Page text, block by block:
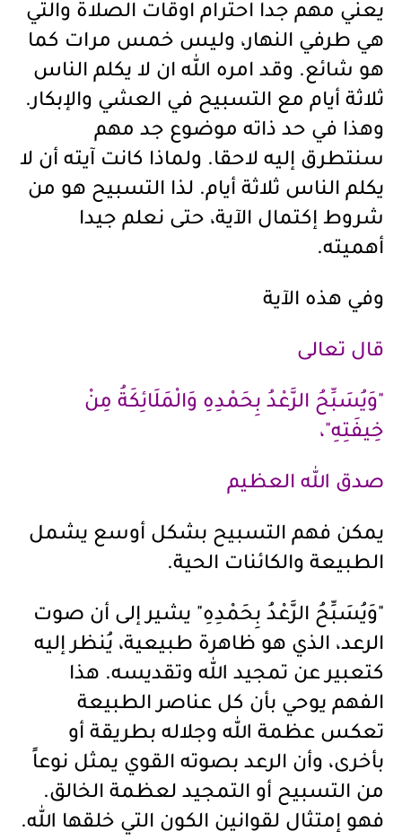
يعني مهم جدا احترام اوقات الصلاة والتي
هي طرفي النهار، وليس خمس مرات كما
هو شائع. وقد امره الله ان لا يكلم الناس
ثلاثة أيام مع التسبيح في العشي والإبكار.
وهذا في حد ذاته موضوع جد مهم
سنتطرق إليه لاحقا. ولماذا كانت آيته أن لا
يكلم الناس ثلاثة أيام. لذا التسبيح هو من
شروط إكتمال الآية، حتى نعلم جيدا
أهميته.
وفي هذه الآية
قال تعالى
"وَيُسَبِّحُ الرَّعْدُ بِحَمْدِهِ وَالْمَلَائِكَةُ مِنْ
خِيفَتِهِ"،
صدق الله العظيم
يمكن فهم التسبيح بشكل أوسع يشمل
الطبيعة والكائنات الحية.
"وَيُسَبِّحُ الرَّعْدُ بِحَمْدِهِ" يشير إلى أن صوت
الرعد، الذي هو ظاهرة طبيعية، يُنظر إليه
كتعبير عن تمجيد الله وتقديسه. هذا
الفهم يوحي بأن كل عناصر الطبيعة
تعكس عظمة الله وجلاله بطريقة أو
بأخرى، وأن الرعد بصوته القوي يمثل نوعاً
من التسبيح أو التمجيد لعظمة الخالق.
فهو إمتثال لقوانين الكون التي خلقها الله.